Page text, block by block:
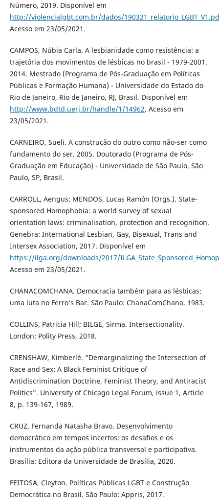
Número, 2019. Disponível em
http://violencialgbt.com.br/dados/
Acesso em 23/05/2021.
CAMPOS, Núbia Carla. A lesbianidade como resistência: a
trajetória dos movimentos de lésbicas no brasil - 1979-2001.
2014. Mestrado (Programa de Pós-Graduação em Políticas
Públicas e Formação Humana) - Universidade do Estado do
Rio de Janeiro, Rio de Janeiro, RJ, Brasil. Disponível em
http://www.bdtd.uerj.br/handle/1/14962. Acesso em
23/05/2021.
CARNEIRO, Sueli. A construção do outro como não-ser como
fundamento do ser. 2005. Doutorado (Programa de Pós-
Graduação em Educação) - Universidade de São Paulo, São
Paulo, SP, Brasil.
CARROLL, Aengus; MENDOS, Lucas Ramón (Orgs.). State-
sponsored Homophobia: a world survey of sexual
orientation laws: criminalisation, protection and recognition.
Genebra: International Lesbian, Gay, Bisexual, Trans and
Intersex Association, 2017. Disponível em
https://ilga.org/downloads/2017/
Acesso em 23/05/2021.
CHANACOMCHANA. Democracia também para as lésbicas:
uma luta no Ferro’s Bar. São Paulo: ChanaComChana, 1983.
COLLINS, Patricia Hill; BILGE, Sirma. Intersectionality.
London: Polity Press, 2018.
CRENSHAW, Kimberlé. “Demarginalizing the Intersection of
Race and Sex: A Black Feminist Critique of
Antidiscrimination Doctrine, Feminist Theory, and Antiracist
Politics”. University of Chicago Legal Forum, issue 1, Article
8, p. 139-167, 1989.
CRUZ, Fernanda Natasha Bravo. Desenvolvimento
democrático em tempos incertos: os desafios e os
instrumentos da ação pública transversal e participativa.
Brasília: Editora da Universidade de Brasília, 2020.
FEITOSA, Cleyton. Políticas Públicas LGBT e Construção
Democrática no Brasil. São Paulo: Appris, 2017.